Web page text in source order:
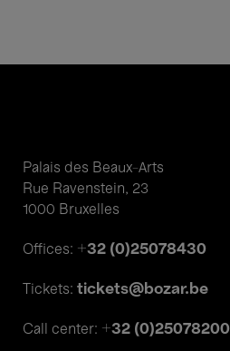
Palais des Beaux-Arts
Rue Ravenstein, 23
1000 Bruxelles
Offices: +32 (0)25078430
Tickets: tickets@bozar.be
Call center: +32 (0)25078200